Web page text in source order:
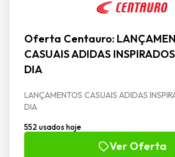
Oferta Centauro:
CASUAIS ADIDAS
DIA
LANÇAMENTOS CASUAIS ADIDAS
DIA
552 usados hoje
Ver Oferta